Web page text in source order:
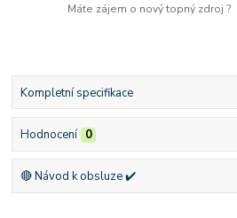
Máte zájem o nový topný zdroj ?
Kompletní specifikace
Hodnocení 0
🔴 Návod k obsluze ✔️